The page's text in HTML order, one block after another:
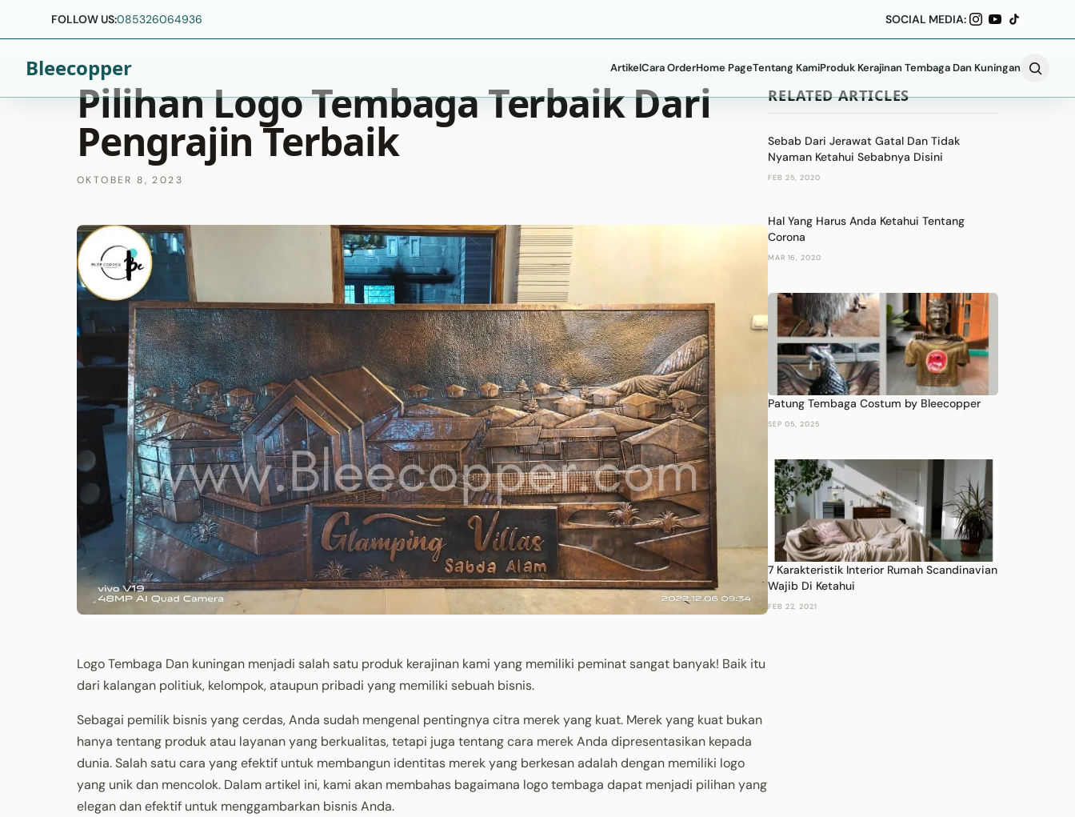
FOLLOW US:085326064936 SOCIAL MEDIA:
Bleecopper ArtikelCara OrderHome PageTentang KamiProduk Kerajinan Tembaga Dan Kuningan
Pilihan Logo Tembaga Terbaik Dari
Pengrajin Terbaik
OKTOBER 8, 2023
Logo Tembaga Dan kuningan menjadi salah satu produk kerajinan kami yang memiliki peminat sangat banyak! Baik itu
dari kalangan politiuk, kelompok, ataupun pribadi yang memiliki sebuah bisnis.
Sebagai pemilik bisnis yang cerdas, Anda sudah mengenal pentingnya citra merek yang kuat. Merek yang kuat bukan
hanya tentang produk atau layanan yang berkualitas, tetapi juga tentang cara merek Anda dipresentasikan kepada
dunia. Salah satu cara yang efektif untuk membangun identitas merek yang berkesan adalah dengan memiliki logo
yang unik dan mencolok. Dalam artikel ini, kami akan membahas bagaimana logo tembaga dapat menjadi pilihan yang
elegan dan efektif untuk menggambarkan bisnis Anda.
RELATED ARTICLES
Sebab Dari Jerawat Gatal Dan Tidak
Nyaman Ketahui Sebabnya Disini
FEB 25, 2020
Hal Yang Harus Anda Ketahui Tentang
Corona
MAR 16, 2020
Patung Tembaga Costum by Bleecopper
SEP 05, 2025
7 Karakteristik Interior Rumah Scandinavian
Wajib Di Ketahui
FEB 22, 2021